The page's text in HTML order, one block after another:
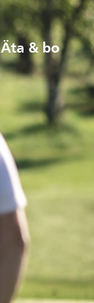
Äta & bo